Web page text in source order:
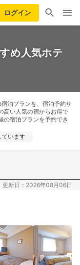
ログイン
め人気ホテ
泊プランを、宿泊予約サ
高い人気の宿からお得で
の宿泊プランを予約でき
ています
更新日：2026年08月06日